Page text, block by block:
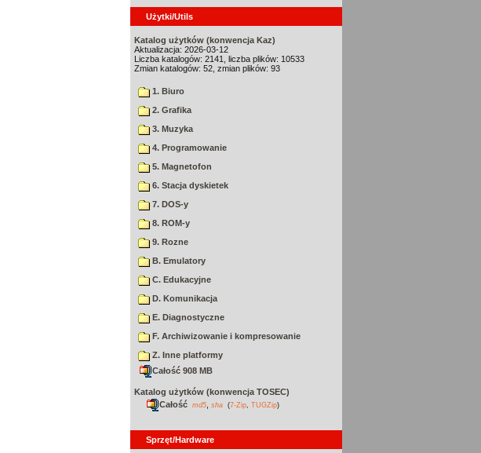
Użytki/Utils
Katalog użytków (konwencja Kaz)
Aktualizacja: 2026-03-12
Liczba katalogów: 2141, liczba plików: 10533
Zmian katalogów: 52, zmian plików: 93
1. Biuro
2. Grafika
3. Muzyka
4. Programowanie
5. Magnetofon
6. Stacja dyskietek
7. DOS-y
8. ROM-y
9. Rozne
B. Emulatory
C. Edukacyjne
D. Komunikacja
E. Diagnostyczne
F. Archiwizowanie i kompresowanie
Z. Inne platformy
Całość 908 MB
Katalog użytków (konwencja TOSEC)
Całość md5 sha (7-Zip TUGZip)
Sprzęt/Hardware